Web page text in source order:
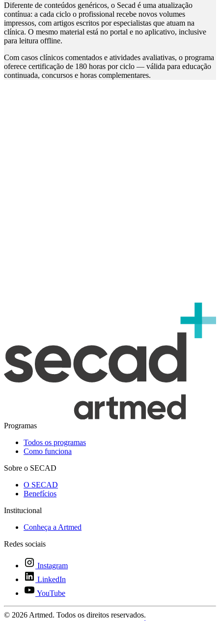
Diferente de conteúdos genéricos, o Secad é uma atualização
contínua: a cada ciclo o profissional recebe novos volumes
impressos, com artigos escritos por especialistas que atuam na
clínica. O mesmo material está no portal e no aplicativo, inclusive
para leitura offline.
Com casos clínicos comentados e atividades avaliativas, o programa
oferece certificação de 180 horas por ciclo — válida para educação
continuada, concursos e horas complementares.
Programas
Todos os programas
Como funciona
Sobre o SECAD
O SECAD
Benefícios
Institucional
Conheça a Artmed
Redes sociais
Instagram
LinkedIn
YouTube
© 2026 Artmed. Todos os direitos reservados.